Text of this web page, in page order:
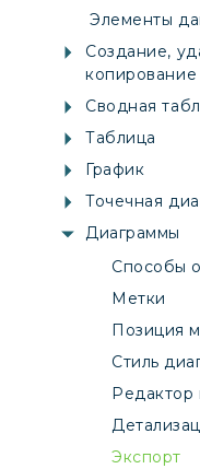
Элементы
Создание,
Сводная
Таблица
График
Точечная
Диаграммы
Способы
Метки
Позиция
Стиль
Редактор
Экспорт